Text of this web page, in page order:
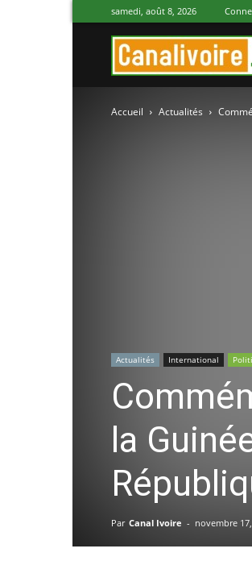
samedi, août 8, 2026
Accueil Actualités
Actualités International
la
Par Canal Ivoire - novembre